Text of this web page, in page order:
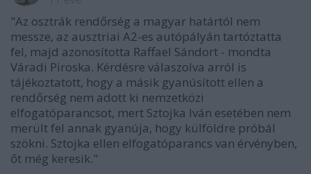
"Az osztrák rendőrség a magyar határtól nem
messze, az ausztriai A2-es autópályán tartóztatta
fel, majd azonosította Raffael Sándort - mondta
Váradi Piroska. Kérdésre válaszolva arról is
tájékoztatott, hogy a másik gyanúsított ellen a
rendőrség nem adott ki nemzetközi
elfogatóparancsot, mert Sztojka Iván esetében nem
merült fel annak gyanúja, hogy külföldre próbál
szökni. Sztojka ellen elfogatóparancs van érvényben,
őt még keresik."